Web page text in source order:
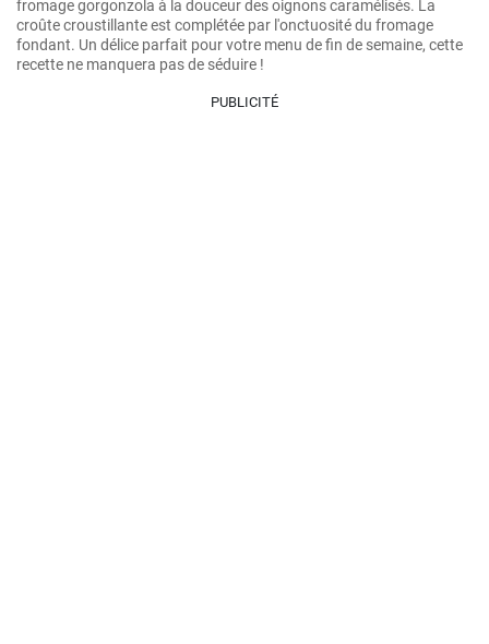
fromage gorgonzola à la douceur des oignons caramélisés. La
croûte croustillante est complétée par l'onctuosité du fromage
fondant. Un délice parfait pour votre menu de fin de semaine, cette
recette ne manquera pas de séduire !
PUBLICITÉ